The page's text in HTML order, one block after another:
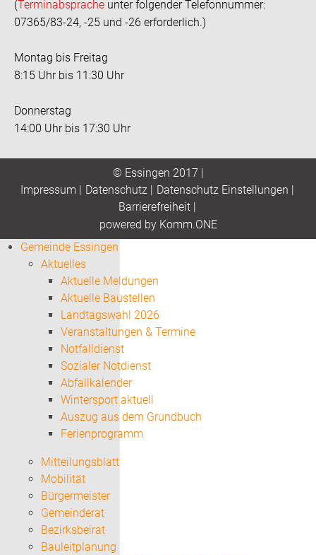
(Terminabsprache unter folgender Telefonnummer:
07365/83-24, -25 und -26 erforderlich.)
Montag bis Freitag
8:15 Uhr bis 11:30 Uhr
Donnerstag
14:00 Uhr bis 17:30 Uhr
© Essingen 2017 |
Impressum
Datenschutz| Datenschutz Einstellungen
Barrierefreiheit|
powered by Komm.ONE
Gemeinde Essingen
Aktuelles
Aktuelle Meldungen
Aktuelle Baustellen
Landtagswahl 2026
Veranstaltungen & Termine
Notfalldienst
Sozialer Notdienst
Abfallkalender
Wintersport aktuell
Auszug aus dem Grundbuch
Ferienprogramm
Mitteilungsblatt
Mobilität
Bürgermeister
Gemeinderat
Bezirksbeirat
Bauleitplanung